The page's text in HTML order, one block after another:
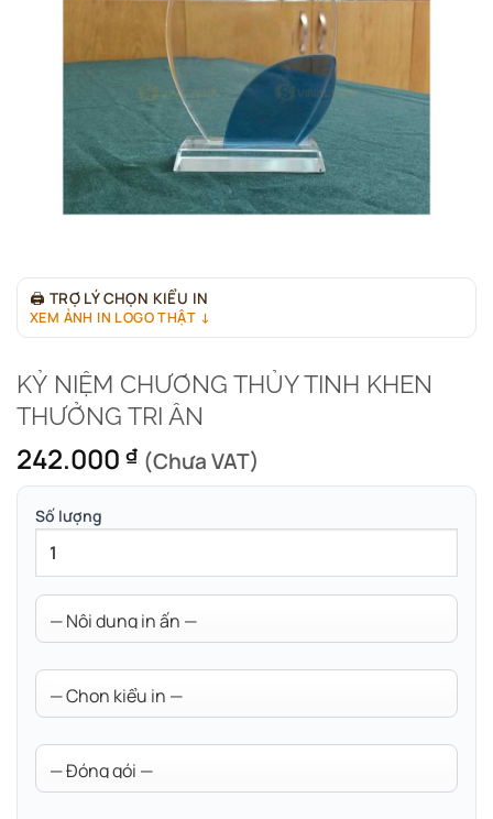
🖨 TRỢ LÝ CHỌN KIỂU IN
XEM ẢNH IN LOGO THẬT ↓
KỶ NIỆM CHƯƠNG THỦY TINH KHEN
THƯỞNG TRI ÂN
242.000 ₫ (Chưa VAT)
Số lượng